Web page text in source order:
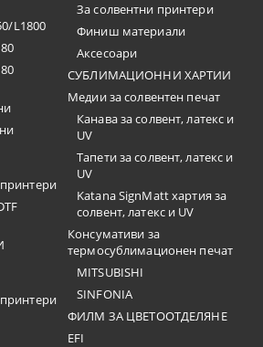
L1800
За солвентни принтери
Финиш материали
Аксесоари
СУБЛИМАЦИОННИ ХАРТИИ
Медии за солвентен печат
Канава за солвент, латекс и
UV
Тапети за солвент, латекс и
UV
Katana SignMatt хартия за
солвент, латекс и UV
Консумативи за
термосублимационен печат
MITSUBISHI
SINFONIA
ФИЛМ ЗА ЦВЕТООТДЕЛЯНЕ
EFI